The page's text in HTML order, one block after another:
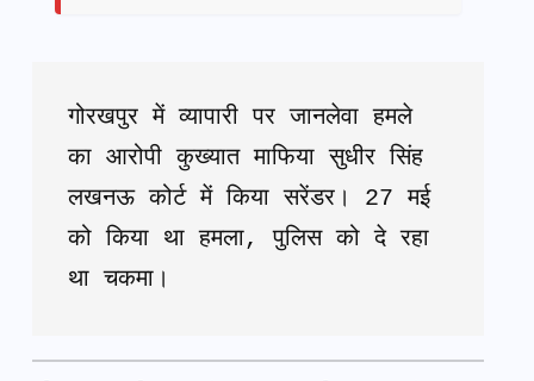
गोरखपुर में व्यापारी पर जानलेवा हमले
का आरोपी कुख्यात माफिया सुधीर सिंह
लखनऊ कोर्ट में किया सरेंडर। 27 मई
को किया था हमला, पुलिस को दे रहा
था चकमा।